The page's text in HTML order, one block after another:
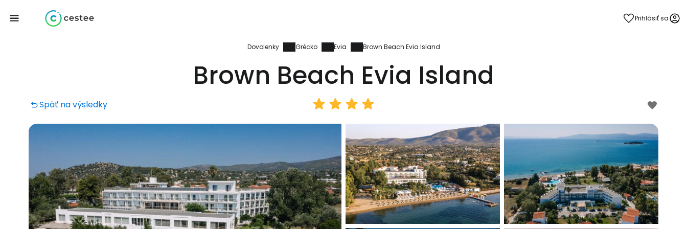
Prihlásiť sa
Dovolenky Grécko Evia Brown Beach Evia Island
Brown Beach Evia Island
Späť na výsledky
Prihláste sa do služby
Cestee